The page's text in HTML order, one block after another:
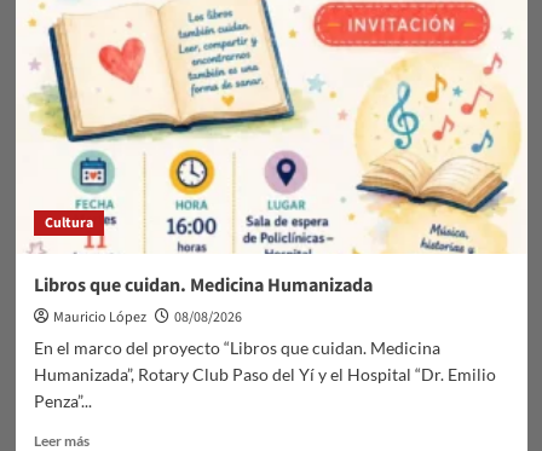
Suspensión
jornada
deportiva
Cultura
Libros que cuidan. Medicina Humanizada
Mauricio López
08/08/2026
En el marco del proyecto “Libros que cuidan. Medicina
Humanizada”, Rotary Club Paso del Yí y el Hospital “Dr. Emilio
Penza”...
Leer másLeer